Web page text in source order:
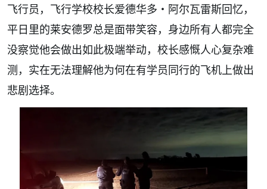
飞行员，飞行学校校长爱德华多・阿尔瓦雷斯回忆，
平日里的莱安德罗总是面带笑容，身边所有人都完全
没察觉他会做出如此极端举动，校长感慨人心复杂难
测，实在无法理解他为何在有学员同行的飞机上做出
悲剧选择。